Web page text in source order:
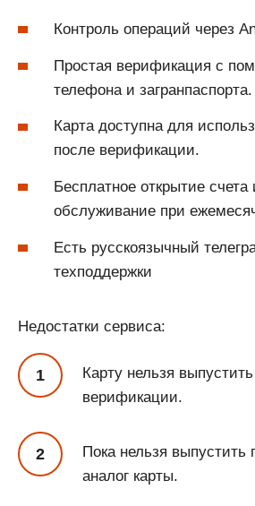
Контроль операций через
Простая верификация с
телефона и загранпаспорта.
Карта доступна для
после верификации.
Бесплатное открытие счета
обслуживание при
Есть русскоязычный
техподдержки
Недостатки сервиса:
Карту нельзя
верификации.
Пока нельзя выпустить
аналог карты.